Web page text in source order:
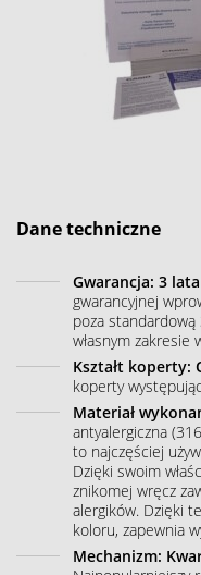
Dane techniczne
Gwarancja: 3
gwarancyjnej
poza
własnym zakresie
Kształt koperty:
koperty
Materiał
antyalergiczna
to najczęściej
Dzięki swoim
znikomej wręcz
alergików. Dzięki
koloru, zapewnia
Mechanizm: